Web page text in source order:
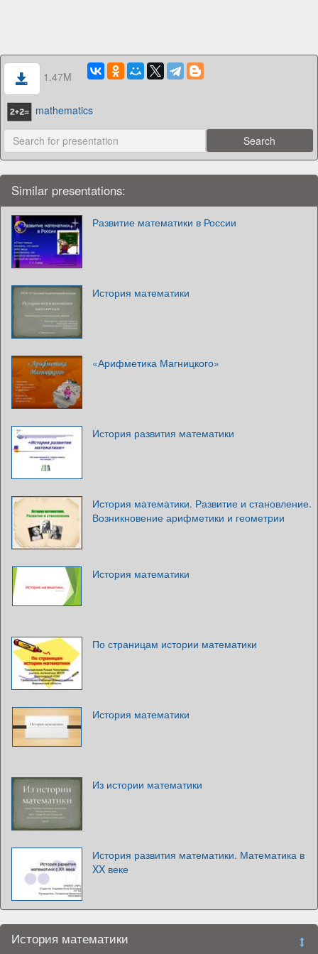
1.47M
mathematics
Similar presentations:
Развитие математики в России
История математики
«Арифметика Магницкого»
История развития математики
История математики. Развитие и становление.
Возникновение арифметики и геометрии
История математики
По страницам истории математики
История математики
Из истории математики
История развития математики. Математика в
XX веке
История математики